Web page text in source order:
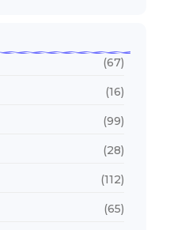
(67)
(16)
(99)
(28)
(112)
(65)